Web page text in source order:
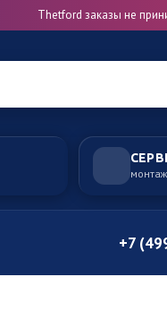
Thetford заказы не
+7